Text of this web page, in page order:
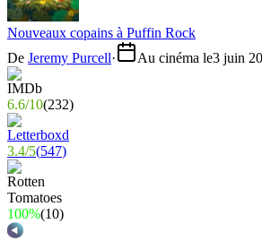
Nouveaux copains à Puffin Rock
De Jeremy Purcell· Au cinéma le3 juin
6.6/10(232)
3.4/5(547)
100%(10)